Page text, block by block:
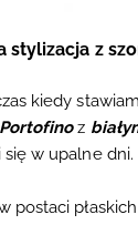
stylizacja z
kiedy
z
się w upalne dni.
postaci